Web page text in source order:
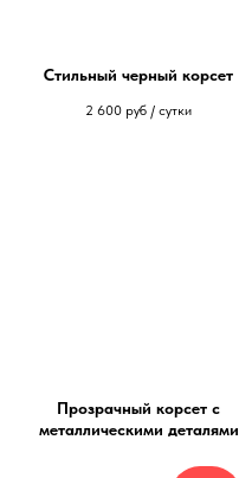
Стильный черный корсет
2 600 руб / сутки
Прозрачный корсет с
металлическими деталями